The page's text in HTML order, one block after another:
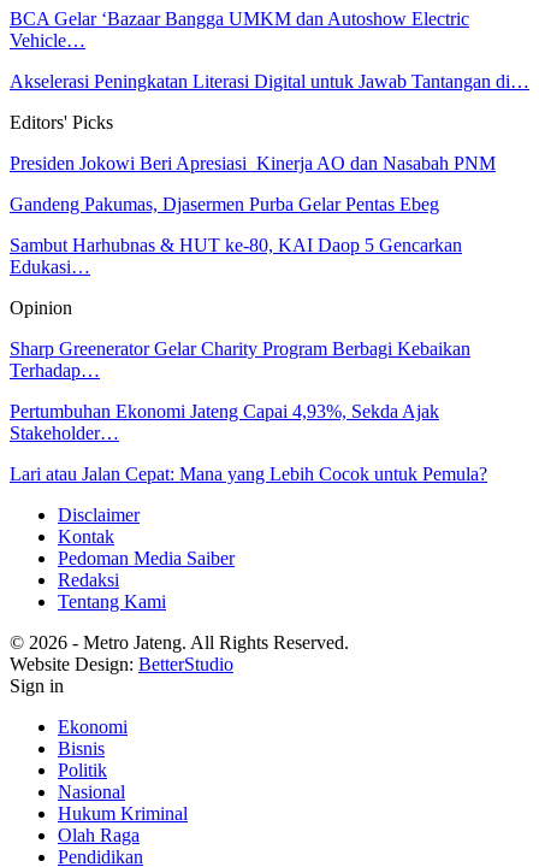
BCA Gelar ‘Bazaar Bangga UMKM dan Autoshow Electric
Vehicle…
Akselerasi Peningkatan Literasi Digital untuk Jawab Tantangan di…
Editors' Picks
Presiden Jokowi Beri Apresiasi Kinerja AO dan Nasabah PNM
Gandeng Pakumas, Djasermen Purba Gelar Pentas Ebeg
Sambut Harhubnas & HUT ke-80, KAI Daop 5 Gencarkan
Edukasi…
Opinion
Sharp Greenerator Gelar Charity Program Berbagi Kebaikan
Terhadap…
Pertumbuhan Ekonomi Jateng Capai 4,93%, Sekda Ajak
Stakeholder…
Lari atau Jalan Cepat: Mana yang Lebih Cocok untuk Pemula?
Disclaimer
Kontak
Pedoman Media Saiber
Redaksi
Tentang Kami
© 2026 - Metro Jateng. All Rights Reserved.
Website Design: BetterStudio
Sign in
Ekonomi
Bisnis
Politik
Nasional
Hukum Kriminal
Olah Raga
Pendidikan